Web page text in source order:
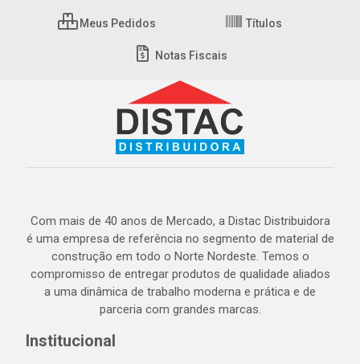
Meus Pedidos Títulos
Notas Fiscais
Com mais de 40 anos de Mercado, a Distac Distribuidora
é uma empresa de referência no segmento de material de
construção em todo o Norte Nordeste. Temos o
compromisso de entregar produtos de qualidade aliados
a uma dinâmica de trabalho moderna e prática e de
parceria com grandes marcas.
Institucional